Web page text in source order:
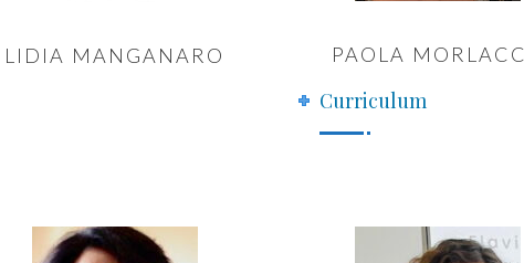
LIDIA MANGANARO PAOLA
Curriculum